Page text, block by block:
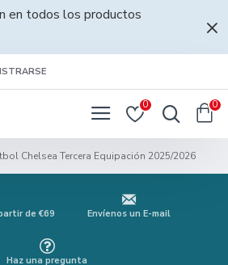
en todos los productos
0 0
Chelsea Tercera Equipación 2025/2026
de €69 Envíenos un E-mail
Haz una pregunta